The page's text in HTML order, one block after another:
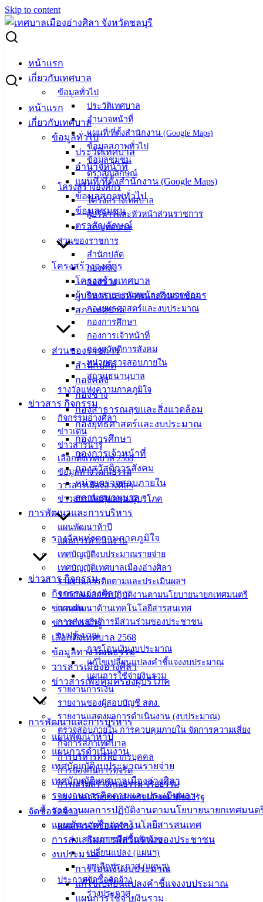
Skip to content
หน้าแรก
เกี่ยวกับเทศบาล
ข้อมูลทั่วไป
ประวัติเทศบาล
อำนาจหน้าที่
แผนที่/ที่ตั้งสำนักงาน (Google Maps)
ข้อมูลสภาพทั่วไป
ข้อมูลชุมชน
ตราสัญลักษณ์
โครงสร้างองค์กร
โครงสร้างเทศบาล
ผู้บริหารและหัวหน้าส่วนราชการ
สภาเทศบาล
ส่วนของราชการ
สำนักปลัด
กองคลัง
กองช่าง
กองสาธารณสุขและสิ่งแวดล้อม
กองยุทธศาสตร์และงบประมาณ
กองการศึกษา
กองการเจ้าหน้าที่
กองสวัสดิการสังคม
หน่วยตรวจสอบภายใน
สถานธนานุบาล
รางวัลแห่งความภาคภูมิใจ
ข่าวสาร กิจกรรม
กิจกรรมอ่างศิลา
ข่าวเด่น
ข่าวสารน่ารู้
เลือกตั้งเทศบาล 2568
ข้อมูลทางวัฒนธรรม
วารสารเมืองอ่างศิลา
ข่าวสารเพื่อคุ้มครองผู้บริโภค
การพัฒนาและการบริหาร
แผนพัฒนาห้าปี
แผนการดำเนินงาน
เทศบัญญัติงบประมาณรายจ่าย
เทศบัญญัติเทศบาลเมืองอ่างศิลา
รายงานการติดตามและประเมินผลฯ
รายงานผลการปฏิบัติงานตามนโยบายนายกเทศมนตรี
แผนพัฒนาด้านเทคโนโลยีสารสนเทศ
การส่งเสริมการมีส่วนร่วมของประชาชน
งบประมาณ
การโอนเงินงบประมาณ
แก้ไขเปลี่ยนแปลงคำชี้แจงงบประมาณ
แผนการใช้จ่ายงินรวม
รายงานการเงิน
รายงานของผู้สอบบัญชี สตง.
รายงานแสดงผลการดำเนินงาน (งบประมาณ)
ตรวจสอบภายใน การควบคุมภายใน จัดการความเสี่ยง
กิจการสภาเทศบาล
การบริหารทรัพยากรบุคคล
การป้องกันการทุจริต
การเสริมสร้างคุณธรรม จริยธรรม
ประมวลจริยธรรมสำหรับเจ้าหน้าที่ของรัฐ
จัดซื้อจัดจ้าง
แผนการจัดซื้อจัดจ้าง
แผนการจัดซื้อจัดจ้าง
เปลี่ยนแปลง (แผนฯ)
ยกเลิกประกาศ (แผนฯ)
ประกาศจัดซื้อจัดจ้าง
ร่างประกาศ
หน้าแรก
เกี่ยวกับเทศบาล
ข้อมูลทั่วไป
ประวัติเทศบาล
อำนาจหน้าที่
แผนที่/ที่ตั้งสำนักงาน (Google Maps)
ข้อมูลสภาพทั่วไป
ข้อมูลชุมชน
ตราสัญลักษณ์
โครงสร้างองค์กร
โครงสร้างเทศบาล
ผู้บริหารและหัวหน้าส่วนราชการ
สภาเทศบาล
ส่วนของราชการ
สำนักปลัด
กองคลัง
กองช่าง
กองสาธารณสุขและสิ่งแวดล้อม
กองยุทธศาสตร์และงบประมาณ
กองการศึกษา
กองการเจ้าหน้าที่
กองสวัสดิการสังคม
หน่วยตรวจสอบภายใน
สถานธนานุบาล
รางวัลแห่งความภาคภูมิใจ
ข่าวสาร กิจกรรม
กิจกรรมอ่างศิลา
ข่าวเด่น
ข่าวสารน่ารู้
เลือกตั้งเทศบาล 2568
ข้อมูลทางวัฒนธรรม
วารสารเมืองอ่างศิลา
ข่าวสารเพื่อคุ้มครองผู้บริโภค
การพัฒนาและการบริหาร
แผนพัฒนาห้าปี
แผนการดำเนินงาน
เทศบัญญัติงบประมาณรายจ่าย
เทศบัญญัติเทศบาลเมืองอ่างศิลา
รายงานการติดตามและประเมินผลฯ
รายงานผลการปฏิบัติงานตามนโยบายนายกเทศมนต
แผนพัฒนาด้านเทคโนโลยีสารสนเทศ
การส่งเสริมการมีส่วนร่วมของประชาชน
งบประมาณ
การโอนเงินงบประมาณ
แก้ไขเปลี่ยนแปลงคำชี้แจงงบประมาณ
แผนการใช้จ่ายงินรวม
Search for:
บริษัท จิ้วฮวด จำกัด มอบผลิตภัณฑ์ให้แก่คนพิการ
บริษัท จิ้วฮวด จำกัด มอบผลิตภัณฑ์ให้แก่
คนพิการ
สิงหาคม 1, 2024 สิงหาคม 2, 2024
เทศบาลเมืองอ่างศิลาขอขอบพระคุณ บริษัท จิ้วฮวด จำกัด ที่ได้
มอบผลิตภัณฑ์ให้แก่คนพิการ ผู้ดูแลคนพิการ และเครือข่ายฯ ที่
เข้ารับการอบรมถ่ายทอดความรู้และทักษะ ในโครงการพัฒนา
คุณภาพชีวิตคนพิการ ประจำปีงบประมาณ พ.ศ. 2567 เมื่อวันที่ 1
สิงหาคม 2567 ณ อาคารอเนกประสงค์เทศบาลเมืองอ่างศิลา
(วัดอ่างศิลา) จัดโดย กองสวัสดิการสังคม เทศบาลเมืองอ่างศิลา
เทศบาล
เมืองอ่าง
เทศบาลเมือง
อ่างศิลา 90/338
อ.เมือง จ.ชลบุรี